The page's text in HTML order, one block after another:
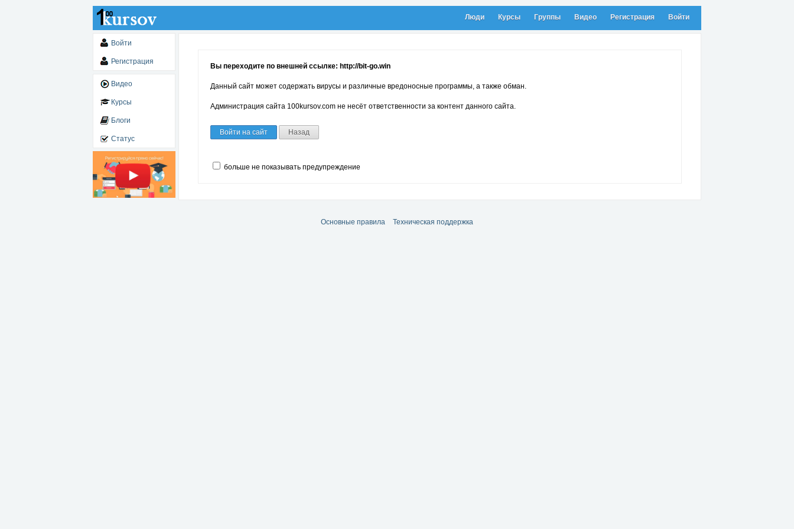
Люди Курсы Группы Видео Регистрация Войти
Войти
Регистрация
Видео
Курсы
Блоги
Статус
Вы переходите по внешней ссылке: http://bit-go.win
Данный сайт может содержать вирусы и различные вредоносные программы, а также обман.
Администрация сайта 100kursov.com не несёт ответственности за контент данного сайта.
Войти на сайт Назад
больше не показывать предупреждение
Основные правила Техническая поддержка